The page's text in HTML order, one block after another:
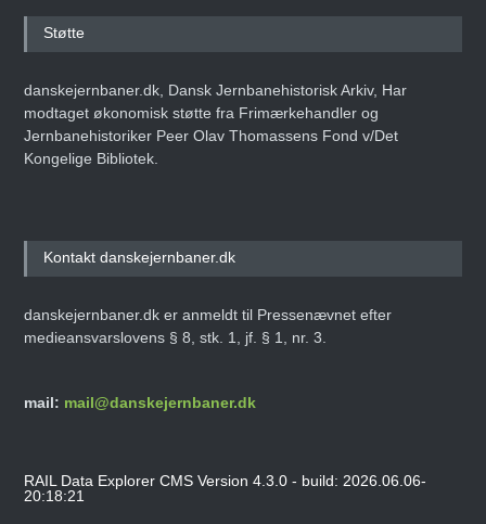
Støtte
danskejernbaner.dk, Dansk Jernbanehistorisk Arkiv, Har
modtaget økonomisk støtte fra Frimærkehandler og
Jernbanehistoriker Peer Olav Thomassens Fond v/Det
Kongelige Bibliotek.
Kontakt danskejernbaner.dk
danskejernbaner.dk er anmeldt til Pressenævnet efter
medieansvarslovens § 8, stk. 1, jf. § 1, nr. 3.
mail: mail@danskejernbaner.dk
RAIL Data Explorer CMS Version 4.3.0 - build: 2026.06.06-
20:18:21